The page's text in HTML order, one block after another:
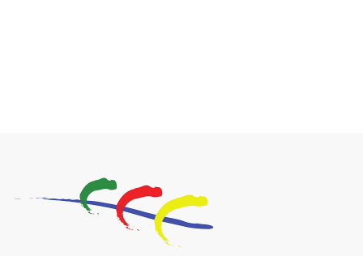
2025-09-08 渣打香港馬拉松2026 慈善計劃
Lockton Fearless Dragon Trail